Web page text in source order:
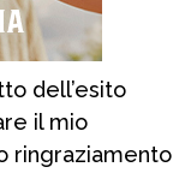
dell’esito
il mio
ringraziamento